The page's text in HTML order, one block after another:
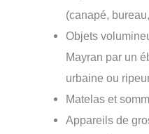
(canapé,
Objets
Mayran par un
urbaine ou
Matelas et
Appareils de